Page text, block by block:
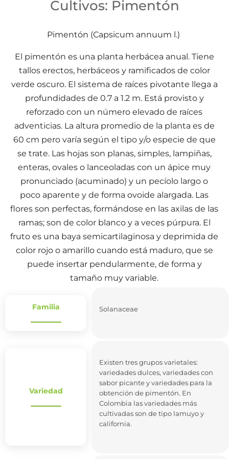
Cultivos: Pimentón
Cultivos: Pimentón
Pimentón (Capsicum annuum l.)
El pimentón es una planta herbácea anual. Tiene
tallos erectos, herbáceos y ramificados de color
verde oscuro. El sistema de raíces pivotante llega a
profundidades de 0.7 a 1.2 m. Está provisto y
reforzado con un número elevado de raíces
adventicias. La altura promedio de la planta es de
60 cm pero varía según el tipo y/o especie de que
se trate. Las hojas son planas, simples, lampiñas,
enteras, ovales o lanceoladas con un ápice muy
pronunciado (acuminado) y un pecíolo largo o
poco aparente y de forma ovoide alargada. Las
flores son perfectas, formándose en las axilas de las
ramas; son de color blanco y a veces púrpura. El
fruto es una baya semicartilaginosa y deprimida de
color rojo o amarillo cuando está maduro, que se
puede insertar pendularmente, de forma y
tamaño muy variable.
Familia Solanaceae
Variedad
Existen tres grupos varietales:
variedades dulces, variedades con
sabor picante y variedades para la
obtención de pimentón. En
Colombia las variedades más
cultivadas son de tipo lamuyo y
california.